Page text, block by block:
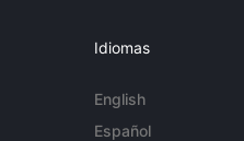
Idiomas
English
Español